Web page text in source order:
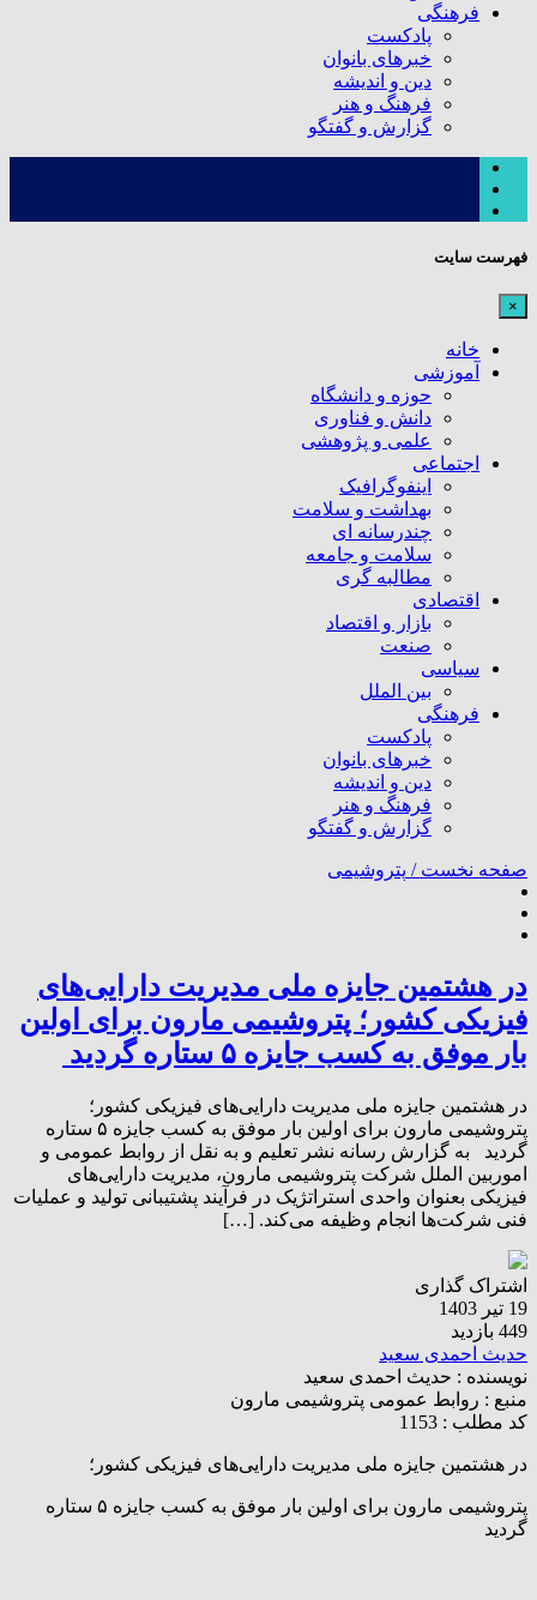
فرهنگی
پادکست
خبرهای بانوان
دین و اندیشه
فرهنگ و هنر
گزارش و گفتگو
فهرست سایت
×
خانه
آموزشی
حوزه و دانشگاه
دانش و فناوری
علمی و پژوهشی
اجتماعی
اینفوگرافیک
بهداشت و سلامت
چندرسانه ای
سلامت و جامعه
مطالبه گری
اقتصادی
بازار و اقتصاد
صنعت
سیاسی
بین الملل
فرهنگی
پادکست
خبرهای بانوان
دین و اندیشه
فرهنگ و هنر
گزارش و گفتگو
صفحه نخست / پتروشیمی
در هشتمین جایزه ملی مدیریت دارایی‌های
فیزیکی کشور؛ پتروشیمی مارون برای اولین
بار موفق به کسب جایزه ۵ ستاره گردید
در هشتمین جایزه ملی مدیریت دارایی‌های فیزیکی کشور؛
پتروشیمی مارون برای اولین بار موفق به کسب جایزه ۵ ستاره
گردید به گزارش رسانه نشر تعلیم و به نقل از روابط عمومی و
اموربین الملل شرکت پتروشیمی مارون، مدیریت دارایی‌های
فیزیکی بعنوان واحدی استراتژیک در فرآیند پشتیبانی تولید و عملیات
فنی شرکت‌ها انجام وظیفه می‌کند. […]
اشتراک گذاری
19 تیر 1403
449 بازدید
حدیث احمدی سعید
نویسنده : حدیث احمدی سعید
منبع : روابط عمومی پتروشیمی مارون
کد مطلب : 1153
در هشتمین جایزه ملی مدیریت دارایی‌های فیزیکی کشور؛
پتروشیمی مارون برای اولین بار موفق به کسب جایزه ۵ ستاره
گردید